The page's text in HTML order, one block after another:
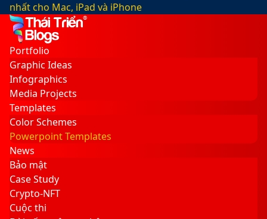
nhất cho Mac, iPad và iPhone
Facebook
X
LinkedIn
YouTube
Google
Play
Sidebar
Switch
skin
Portfolio
Graphic Ideas
Infographics
Media Projects
Templates
Color Schemes
Powerpoint Templates
News
Bảo mật
Case Study
Crypto-NFT
Cuộc thi